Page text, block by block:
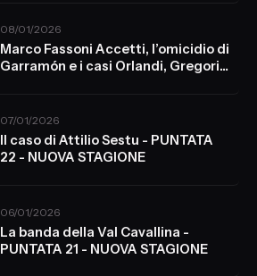
08/01/2026
Marco Fassoni Accetti, l’omicidio di
Garramón e i casi Orlandi, Gregori e
07/01/2026
Il caso di Attilio Sestu - PUNTATA
22 - NUOVA STAGIONE
06/01/2026
La banda della Val Cavallina -
PUNTATA 21 - NUOVA STAGIONE